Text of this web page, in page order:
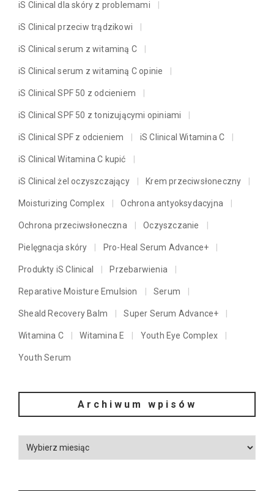
iS Clinical dla skóry z problemami
iS Clinical przeciw trądzikowi
iS Clinical serum z witaminą C
iS Clinical serum z witaminą C opinie
iS Clinical SPF 50 z odcieniem
iS Clinical SPF 50 z tonizującymi opiniami
iS Clinical SPF z odcieniem iS Clinical Witamina C
iS Clinical Witamina C kupić
iS Clinical żel oczyszczający Krem przeciwsłoneczny
Moisturizing Complex Ochrona antyoksydacyjna
Ochrona przeciwsłoneczna Oczyszczanie
Pielęgnacja skóry Pro-Heal Serum Advance+
Produkty iS Clinical Przebarwienia
Reparative Moisture Emulsion Serum
Sheald Recovery Balm Super Serum Advance+
Witamina C Witamina E Youth Eye Complex
Youth Serum
Archiwum wpisów